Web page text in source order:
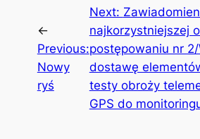
←
Previous:
Nowy
ryś
Next:
najkorzystniejszej
postępowaniu nr
dostawę
testy obroży
GPS do